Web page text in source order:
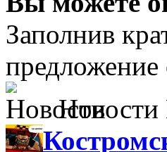
Заполнив
предложение